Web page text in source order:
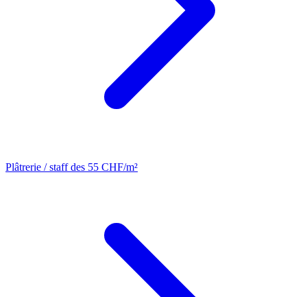
Plâtrerie / staff des 55 CHF/m²